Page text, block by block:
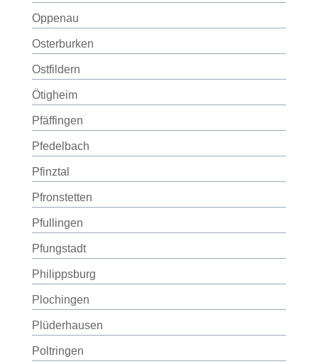
Oppenau
Osterburken
Ostfildern
Ötigheim
Pfäffingen
Pfedelbach
Pfinztal
Pfronstetten
Pfullingen
Pfungstadt
Philippsburg
Plochingen
Plüderhausen
Poltringen